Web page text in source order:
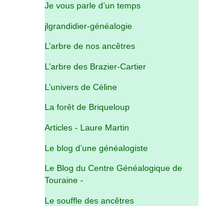
Je vous parle d’un temps
jlgrandidier-généalogie
L’arbre de nos ancêtres
L’arbre des Brazier-Cartier
L’univers de Céline
La forêt de Briqueloup
Articles - Laure Martin
Le blog d’une généalogiste
Le Blog du Centre Généalogique de
Touraine -
Le souffle des ancêtres